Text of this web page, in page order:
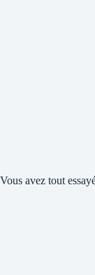
Vous avez tout